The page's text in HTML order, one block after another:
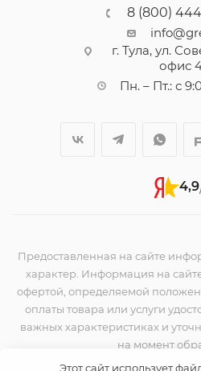
8 (800)
г. Тула, ул.
офис
Пн. – Пт.: с
4,9
Предоставленная на сайте
характер. Информация на
офертой, определяемой
оплаты товара или услуги
важных характеристиках и
на момент
Этот сайт использует